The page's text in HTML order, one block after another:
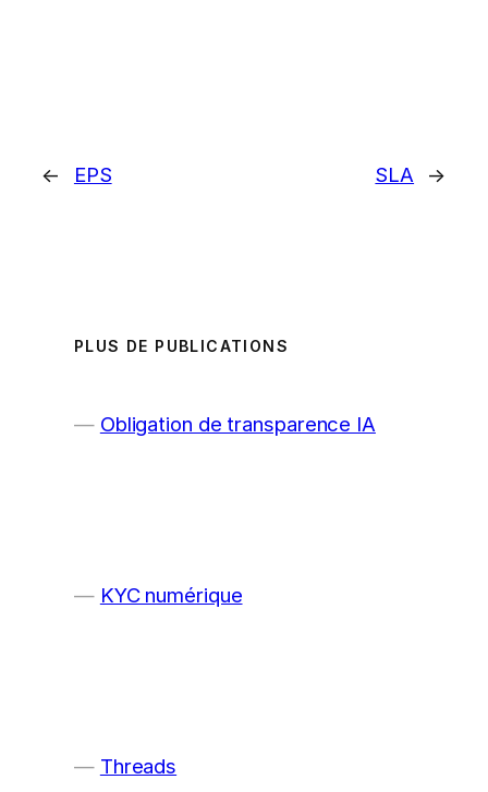
← EPS SLA →
PLUS DE PUBLICATIONS
Obligation de transparence IA
KYC numérique
Threads